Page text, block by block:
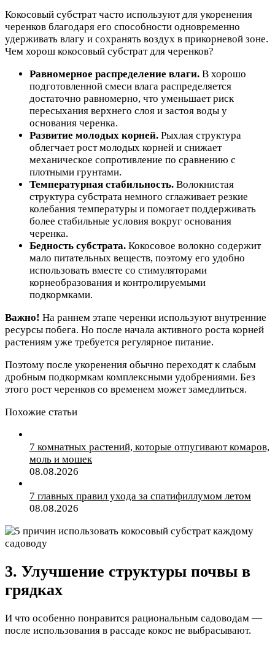
Кокосовый субстрат часто используют для укоренения
черенков благодаря его способности одновременно
удерживать влагу и сохранять воздух в прикорневой зоне.
Чем хорош кокосовый субстрат для черенков?
Равномерное распределение влаги. В хорошо
подготовленной смеси влага распределяется
достаточно равномерно, что уменьшает риск
пересыхания верхнего слоя и застоя воды у
основания черенка.
Развитие молодых корней. Рыхлая структура
облегчает рост молодых корней и снижает
механическое сопротивление по сравнению с
плотными грунтами.
Температурная стабильность. Волокнистая
структура субстрата немного сглаживает резкие
колебания температуры и помогает поддерживать
более стабильные условия вокруг основания
черенка.
Бедность субстрата. Кокосовое волокно содержит
мало питательных веществ, поэтому его удобно
использовать вместе со стимуляторами
корнеобразования и контролируемыми
подкормками.
Важно! На раннем этапе черенки используют внутренние
ресурсы побега. Но после начала активного роста корней
растениям уже требуется регулярное питание.
Поэтому после укоренения обычно переходят к слабым
дробным подкормкам комплексными удобрениями. Без
этого рост черенков со временем может замедлиться.
Похожие статьи
7 комнатных растений, которые отпугивают комаров,
моль и мошек
08.08.2026
7 главных правил ухода за спатифиллумом летом
08.08.2026
3. Улучшение структуры почвы в
грядках
И что особенно понравится рациональным садоводам —
после использования в рассаде кокос не выбрасывают.